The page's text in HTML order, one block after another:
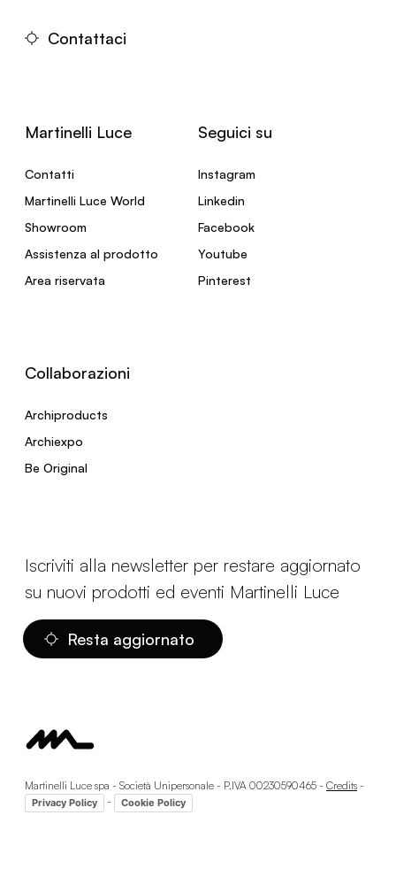
Contattaci
Martinelli Luce
Contatti
Martinelli Luce World
Showroom
Assistenza al prodotto
Area riservata
Seguici su
Instagram
Linkedin
Facebook
Youtube
Pinterest
Collaborazioni
Archiproducts
Archiexpo
Be Original
Iscriviti alla newsletter per restare aggiornato
su nuovi prodotti ed eventi Martinelli Luce
Resta aggiornato
Martinelli Luce spa - Società Unipersonale - P.IVA 00230590465 - Credits -
Privacy Policy - Cookie Policy